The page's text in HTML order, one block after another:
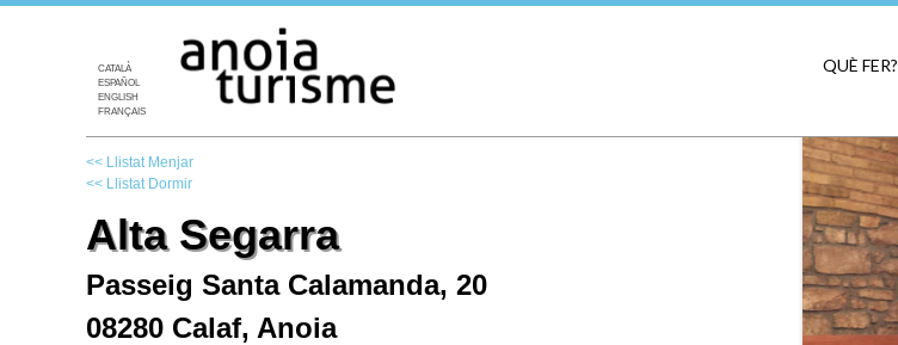
CATALÀ
ESPAÑOL
ENGLISH
FRANÇAIS
QUÈ FER?
<< Llistat Menjar
<< Llistat Dormir
Alta Segarra
Passeig Santa Calamanda, 20
08280 Calaf, Anoia